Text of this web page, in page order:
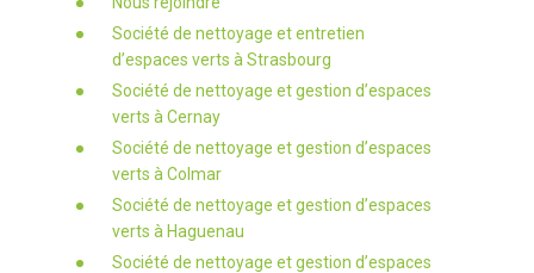
Société de nettoyage et entretien
d’espaces verts à Strasbourg
Société de nettoyage et gestion d’espaces
verts à Cernay
Société de nettoyage et gestion d’espaces
verts à Colmar
Société de nettoyage et gestion d’espaces
verts à Haguenau
Société de nettoyage et gestion d’espaces